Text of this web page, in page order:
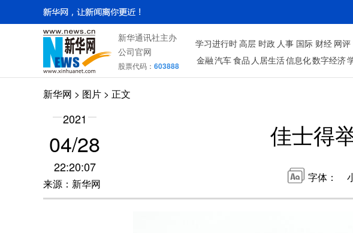
新华通讯社主办
公司官网
股票代码： 603888
学习进行时高层 时政 人事 国际 财经 网评
金融汽车食品 人居生活信息化数字经济
新华网 > 图片 > 正文
2021
04/28
22:20:07
来源：新华网
佳士得
字体：